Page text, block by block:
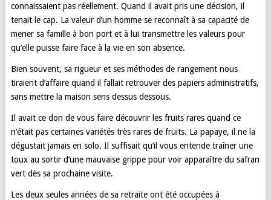
connaissaient pas réellement. Quand il avait pris une décision, il
tenait le cap. La valeur d’un homme se reconnaît à sa capacité de
mener sa famille à bon port et à lui transmettre les valeurs pour
qu’elle puisse faire face à la vie en son absence.
Bien souvent, sa rigueur et ses méthodes de rangement nous
tiraient d’affaire quand il fallait retrouver des papiers administratifs,
sans mettre la maison sens dessus dessous.
Il avait ce don de vous faire découvrir les fruits rares quand ce
n’était pas certaines variétés très rares de fruits. La papaye, il ne la
dégustait jamais en solo. Il suffisait qu’il vous entende traîner une
toux au sortir d’une mauvaise grippe pour voir apparaître du safran
vert dès sa prochaine visite.
Les deux seules années de sa retraite ont été occupées à